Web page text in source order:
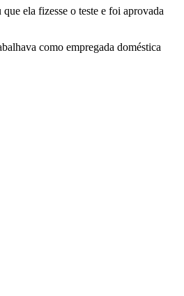
ela fizesse o teste e foi aprovada
como empregada doméstica